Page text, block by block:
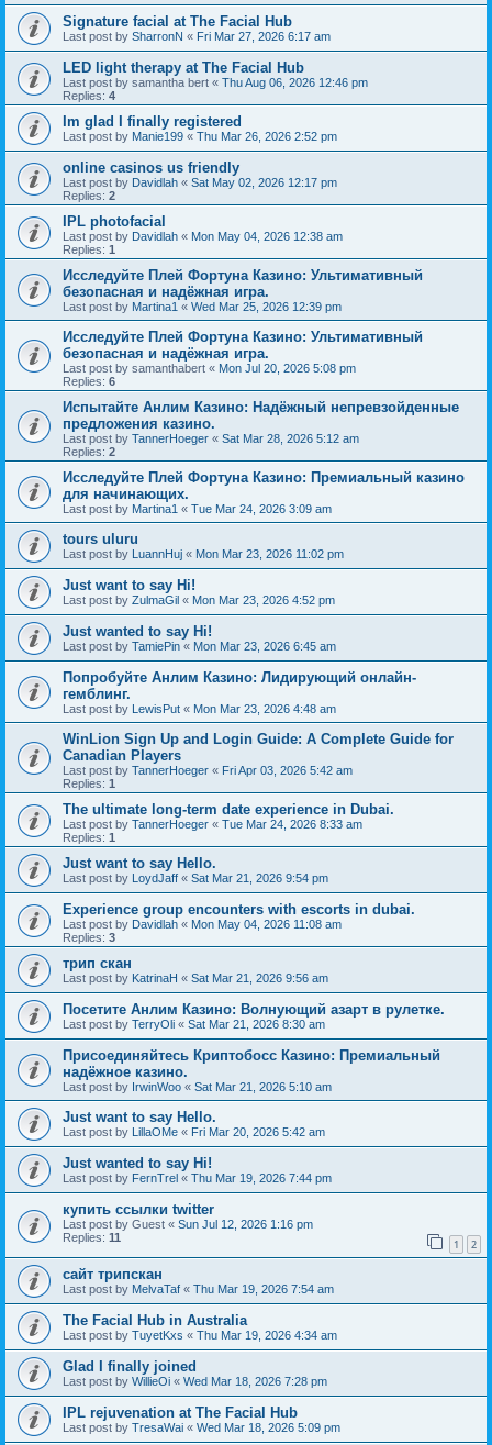
Signature facial at The Facial Hub
Last post by SharronN « Fri Mar 27, 2026 6:17 am
LED light therapy at The Facial Hub
Last post by samantha bert « Thu Aug 06, 2026 12:46 pm
Replies: 4
Im glad I finally registered
Last post by Manie199 « Thu Mar 26, 2026 2:52 pm
online casinos us friendly
Last post by Davidlah « Sat May 02, 2026 12:17 pm
Replies: 2
IPL photofacial
Last post by Davidlah « Mon May 04, 2026 12:38 am
Replies: 1
Исследуйте Плей Фортуна Казино: Ультимативный
безопасная и надёжная игра.
Last post by Martina1 « Wed Mar 25, 2026 12:39 pm
Исследуйте Плей Фортуна Казино: Ультимативный
безопасная и надёжная игра.
Last post by samanthabert « Mon Jul 20, 2026 5:08 pm
Replies: 6
Испытайте Анлим Казино: Надёжный непревзойденные
предложения казино.
Last post by TannerHoeger « Sat Mar 28, 2026 5:12 am
Replies: 2
Исследуйте Плей Фортуна Казино: Премиальный казино
для начинающих.
Last post by Martina1 « Tue Mar 24, 2026 3:09 am
tours uluru
Last post by LuannHuj « Mon Mar 23, 2026 11:02 pm
Just want to say Hi!
Last post by ZulmaGil « Mon Mar 23, 2026 4:52 pm
Just wanted to say Hi!
Last post by TamiePin « Mon Mar 23, 2026 6:45 am
Попробуйте Анлим Казино: Лидирующий онлайн-
гемблинг.
Last post by LewisPut « Mon Mar 23, 2026 4:48 am
WinLion Sign Up and Login Guide: A Complete Guide for
Canadian Players
Last post by TannerHoeger « Fri Apr 03, 2026 5:42 am
Replies: 1
The ultimate long-term date experience in Dubai.
Last post by TannerHoeger « Tue Mar 24, 2026 8:33 am
Replies: 1
Just want to say Hello.
Last post by LoydJaff « Sat Mar 21, 2026 9:54 pm
Experience group encounters with escorts in dubai.
Last post by Davidlah « Mon May 04, 2026 11:08 am
Replies: 3
трип скан
Last post by KatrinaH « Sat Mar 21, 2026 9:56 am
Посетите Анлим Казино: Волнующий азарт в рулетке.
Last post by TerryOli « Sat Mar 21, 2026 8:30 am
Присоединяйтесь Криптобосс Казино: Премиальный
надёжное казино.
Last post by IrwinWoo « Sat Mar 21, 2026 5:10 am
Just want to say Hello.
Last post by LillaOMe « Fri Mar 20, 2026 5:42 am
Just wanted to say Hi!
Last post by FernTrel « Thu Mar 19, 2026 7:44 pm
купить ссылки twitter
Last post by Guest « Sun Jul 12, 2026 1:16 pm
Replies: 11 1 2
сайт трипскан
Last post by MelvaTaf « Thu Mar 19, 2026 7:54 am
The Facial Hub in Australia
Last post by TuyetKxs « Thu Mar 19, 2026 4:34 am
Glad I finally joined
Last post by WillieOi « Wed Mar 18, 2026 7:28 pm
IPL rejuvenation at The Facial Hub
Last post by TresaWai « Wed Mar 18, 2026 5:09 pm